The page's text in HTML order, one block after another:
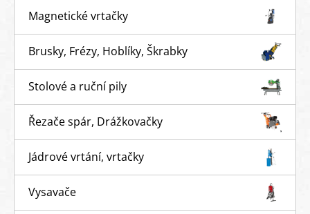
Magnetické vrtačky
Brusky, Frézy, Hoblíky, Škrabky
Stolové a ruční pily
Řezače spár, Drážkovačky
Jádrové vrtání, vrtačky
Vysavače